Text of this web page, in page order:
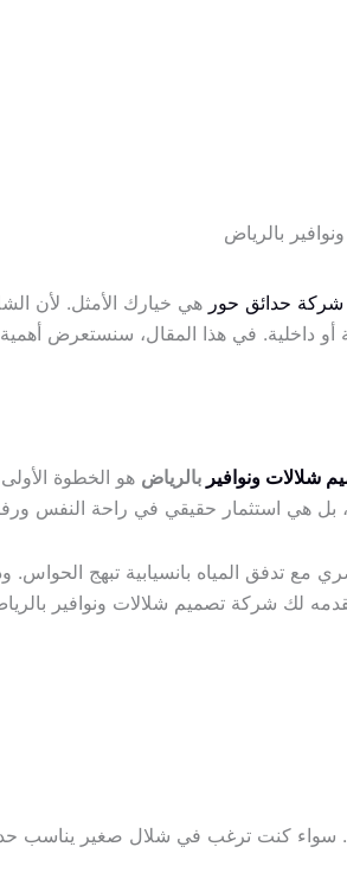
شركة حدائق حور هي خيارك الأمثل. لأن
في هذا المقال، سنستعرض أهمية
شلالات ونوافير بالرياض هو الخطوة
بل هي استثمار حقيقي في راحة النفس
تدفق المياه بانسيابية تبهج الحواس.
لك شركة تصميم شلالات ونوافير بالرياض
سواء كنت ترغب في شلال صغير يناسب